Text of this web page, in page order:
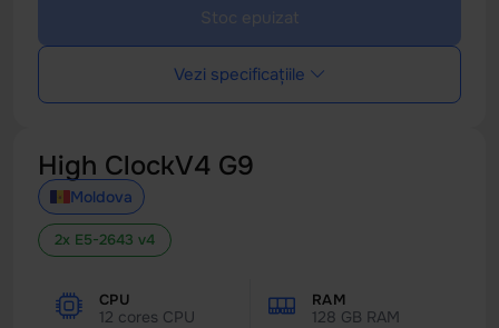
Stoc epuizat
Vezi specificațiile
High ClockV4 G9
Moldova
2x E5-2643 v4
CPU
12 cores CPU
RAM
128 GB RAM